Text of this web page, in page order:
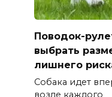
Поводок-
выбрать
лишнего
Собака идет
возле каждого